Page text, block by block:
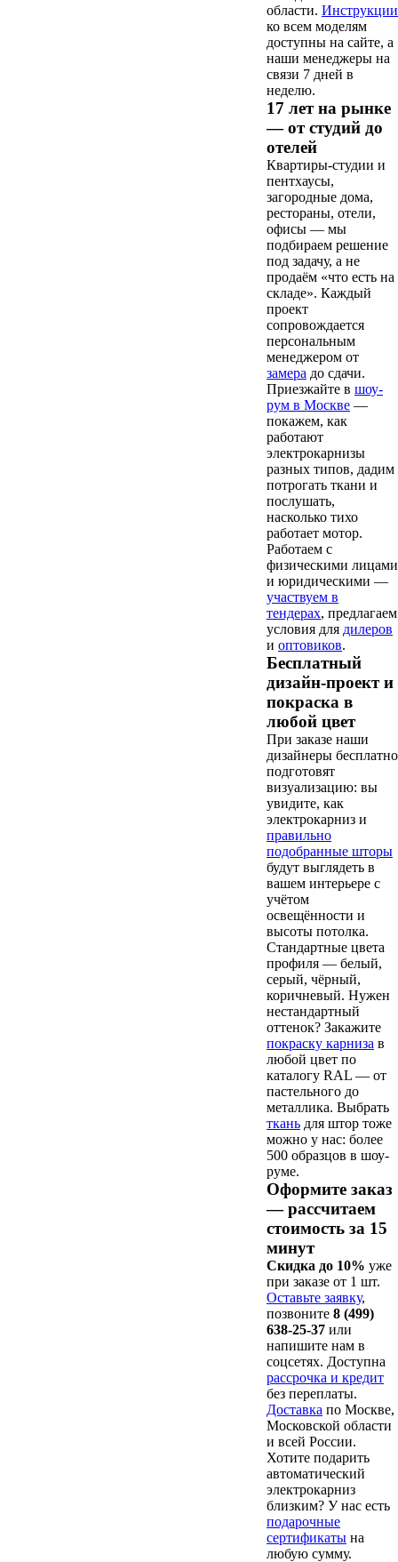
области. Инструкции
ко всем моделям
доступны на сайте, а
наши менеджеры на
связи 7 дней в
неделю.
17 лет на рынке
— от студий до
отелей
Квартиры-студии и
пентхаусы,
загородные дома,
рестораны, отели,
офисы — мы
подбираем решение
под задачу, а не
продаём «что есть на
складе». Каждый
проект
сопровождается
персональным
менеджером от
замера до сдачи.
Приезжайте в шоу-
рум в Москве —
покажем, как
работают
электрокарнизы
разных типов, дадим
потрогать ткани и
послушать,
насколько тихо
работает мотор.
Работаем с
физическими лицами
и юридическими —
участвуем в
тендерах, предлагаем
условия для дилеров
и оптовиков.
Бесплатный
дизайн-проект и
покраска в
любой цвет
При заказе наши
дизайнеры бесплатно
подготовят
визуализацию: вы
увидите, как
электрокарниз и
правильно
подобранные шторы
будут выглядеть в
вашем интерьере с
учётом
освещённости и
высоты потолка.
Стандартные цвета
профиля — белый,
серый, чёрный,
коричневый. Нужен
нестандартный
оттенок? Закажите
покраску карниза в
любой цвет по
каталогу RAL — от
пастельного до
металлика. Выбрать
ткань для штор тоже
можно у нас: более
500 образцов в шоу-
руме.
Оформите заказ
— рассчитаем
стоимость за 15
минут
Скидка до 10% уже
при заказе от 1 шт.
Оставьте заявку,
позвоните 8 (499)
638-25-37 или
напишите нам в
соцсетях. Доступна
рассрочка и кредит
без переплаты.
Доставка по Москве,
Московской области
и всей России.
Хотите подарить
автоматический
электрокарниз
близким? У нас есть
подарочные
сертификаты на
любую сумму.